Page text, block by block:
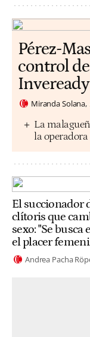
Pérez-
control
Inveready
Miranda Solana
La
la operadora
El succionador
clítoris que
sexo: "Se busca
el placer
Andrea Pacha